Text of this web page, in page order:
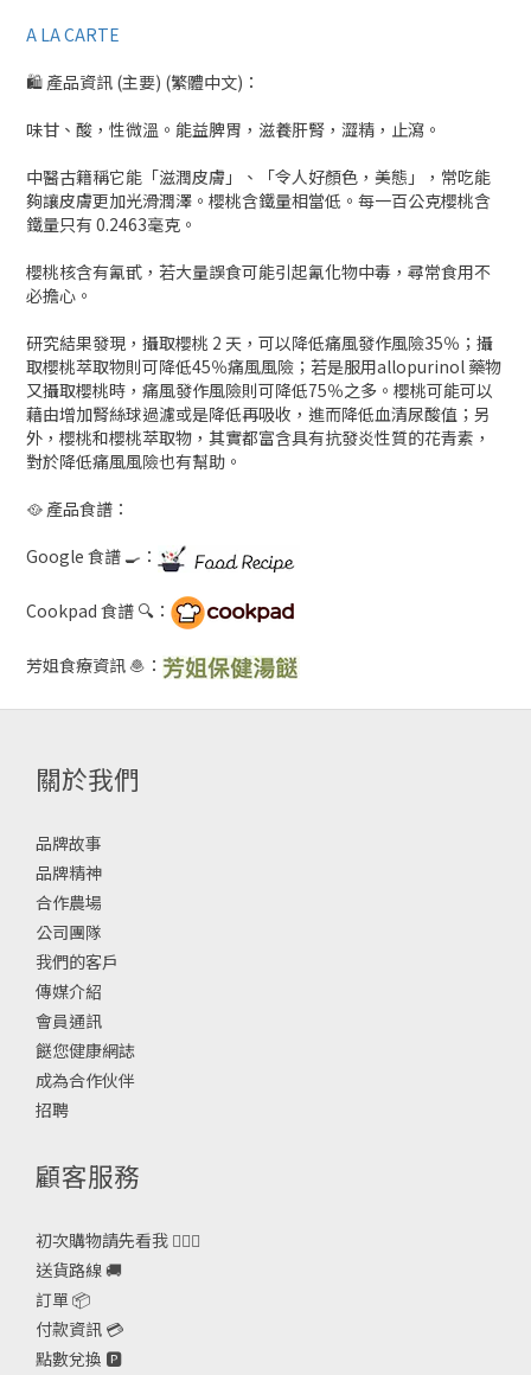
A LA CARTE
🛍 產品資訊 (主要) (繁體中文)：
味甘、酸，性微溫。能益脾胃，滋養肝腎，澀精，止瀉。
中醫古籍稱它能「滋潤皮膚」、「令人好顏色，美態」，常吃能
夠讓皮膚更加光滑潤澤。櫻桃含鐵量相當低。每一百公克櫻桃含
鐵量只有 0.2463毫克。
櫻桃核含有氰甙，若大量誤食可能引起氰化物中毒，尋常食用不
必擔心。
研究結果發現，攝取櫻桃 2 天，可以降低痛風發作風險35％；攝
取櫻桃萃取物則可降低45％痛風風險；若是服用allopurinol 藥物
又攝取櫻桃時，痛風發作風險則可降低75％之多。櫻桃可能可以
藉由增加腎絲球過濾或是降低再吸收，進而降低血清尿酸值；另
外，櫻桃和櫻桃萃取物，其實都富含具有抗發炎性質的花青素，
對於降低痛風風險也有幫助。
🥘 產品食譜：
Google 食譜 🍳：
Cookpad 食譜 🔍：
芳姐食療資訊 🧆：
關於我們
品牌故事
品牌精神
合作農場
公司團隊
我們的客戶
傳媒介紹
會員通訊
餸您健康網誌
成為合作伙伴
招聘
顧客服務
初次購物請先看我 🙋🏻‍♀️
送貨路線 🚚
訂單 📦
付款資訊 💳
點數兌換 🅿️